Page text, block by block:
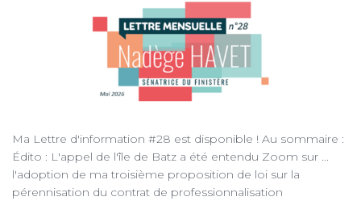
Ma Lettre d'information #28 est disponible ! Au sommaire :
Édito : L'appel de l'île de Batz a été entendu Zoom sur ...
l'adoption de ma troisième proposition de loi sur la
pérennisation du contrat de professionnalisation